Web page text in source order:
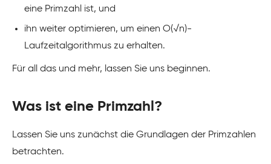
eine Primzahl ist, und
ihn weiter optimieren, um einen O(√n)-
Laufzeitalgorithmus zu erhalten.
Für all das und mehr, lassen Sie uns beginnen.
Was ist eine Primzahl?
Lassen Sie uns zunächst die Grundlagen der Primzahlen
betrachten.